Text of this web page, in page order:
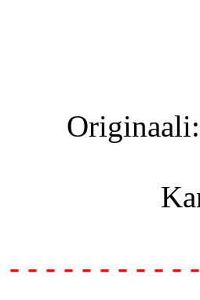
- - - - - - - - - -